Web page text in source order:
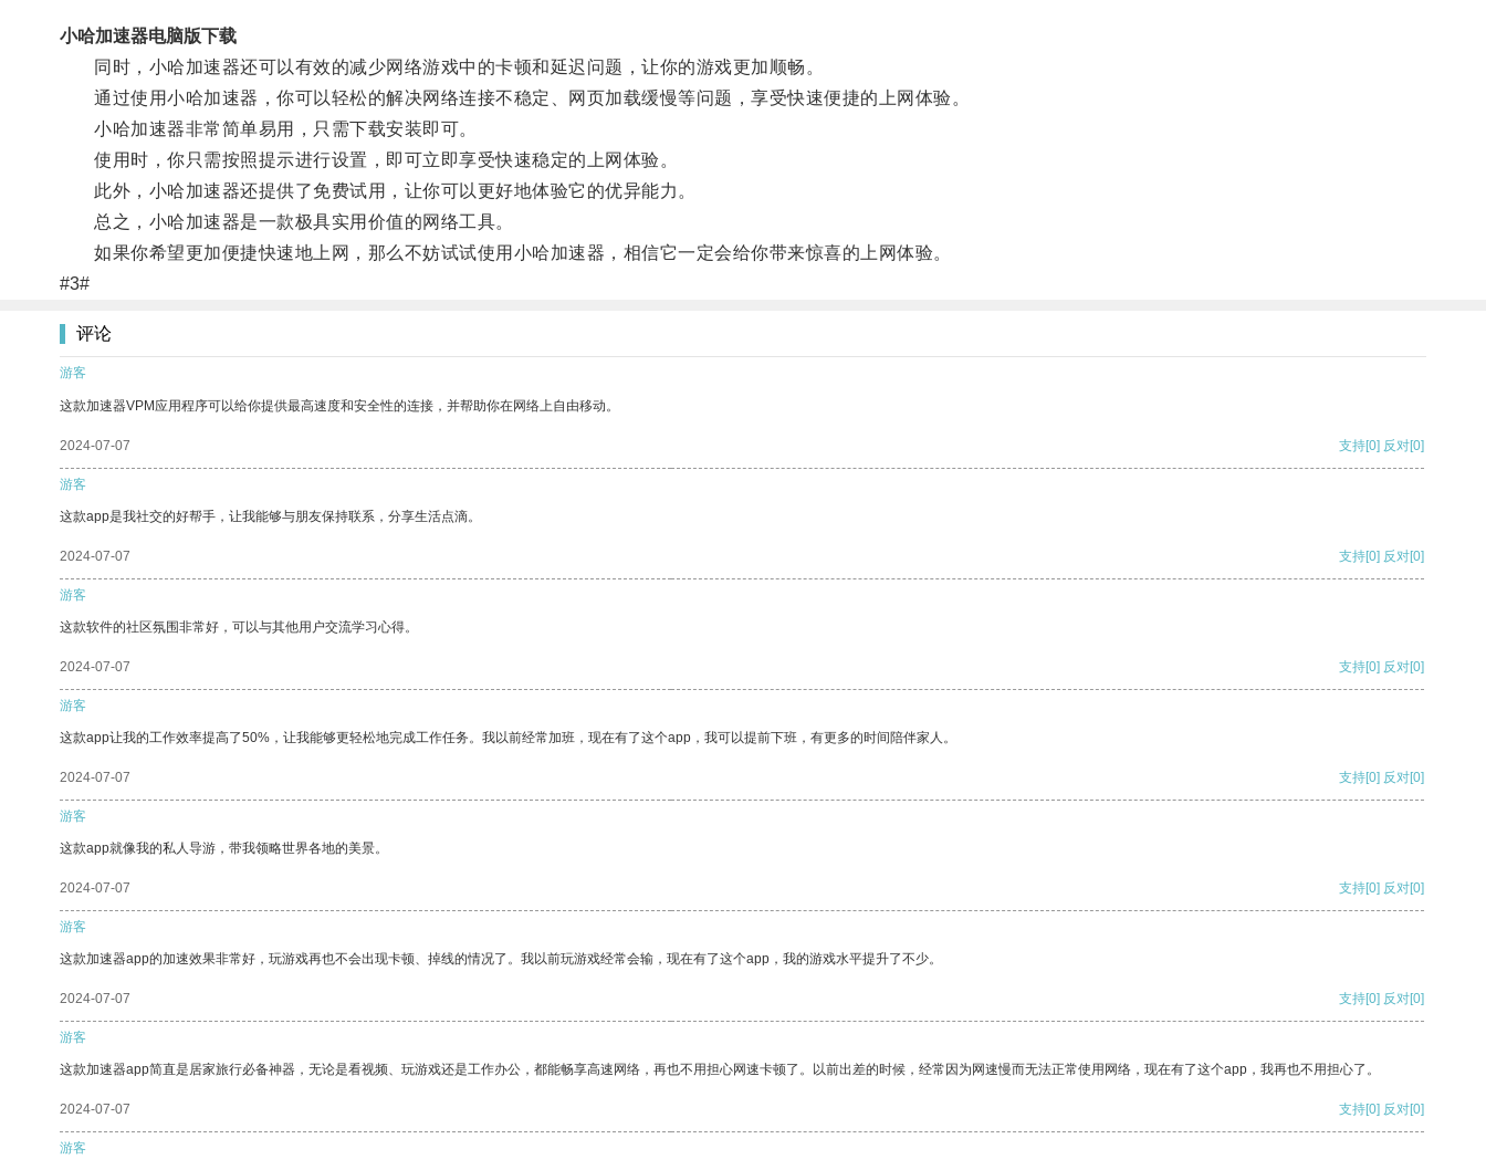
小哈加速器电脑版下载
同时，小哈加速器还可以有效的减少网络游戏中的卡顿和延迟问题，让你的游戏更加顺畅。
通过使用小哈加速器，你可以轻松的解决网络连接不稳定、网页加载缓慢等问题，享受快速便捷的上网体验。
小哈加速器非常简单易用，只需下载安装即可。
使用时，你只需按照提示进行设置，即可立即享受快速稳定的上网体验。
此外，小哈加速器还提供了免费试用，让你可以更好地体验它的优异能力。
总之，小哈加速器是一款极具实用价值的网络工具。
如果你希望更加便捷快速地上网，那么不妨试试使用小哈加速器，相信它一定会给你带来惊喜的上网体验。
#3#
评论
游客
这款加速器VPM应用程序可以给你提供最高速度和安全性的连接，并帮助你在网络上自由移动。
2024-07-07 支持[0] 反对[0]
游客
这款app是我社交的好帮手，让我能够与朋友保持联系，分享生活点滴。
2024-07-07 支持[0] 反对[0]
游客
这款软件的社区氛围非常好，可以与其他用户交流学习心得。
2024-07-07 支持[0] 反对[0]
游客
这款app让我的工作效率提高了50%，让我能够更轻松地完成工作任务。我以前经常加班，现在有了这个app，我可以提前下班，有更多的时间陪伴家人。
2024-07-07 支持[0] 反对[0]
游客
这款app就像我的私人导游，带我领略世界各地的美景。
2024-07-07 支持[0] 反对[0]
游客
这款加速器app的加速效果非常好，玩游戏再也不会出现卡顿、掉线的情况了。我以前玩游戏经常会输，现在有了这个app，我的游戏水平提升了不少。
2024-07-07 支持[0] 反对[0]
游客
这款加速器app简直是居家旅行必备神器，无论是看视频、玩游戏还是工作办公，都能畅享高速网络，再也不用担心网速卡顿了。以前出差的时候，经常因为网速慢而无法正常使用网络，现在有了这个app，我再也不用担心了。
2024-07-07 支持[0] 反对[0]
游客